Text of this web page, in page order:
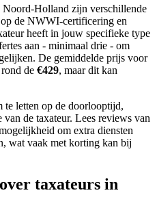
Holland zijn verschillende
de NWWI-certificering en
heeft in jouw specifieke type
aan - minimaal drie - om
De gemiddelde prijs voor
de €429, maar dit kan
te letten op de doorlooptijd,
de taxateur. Lees reviews van
om extra diensten
wat vaak met korting kan bij
taxateurs in